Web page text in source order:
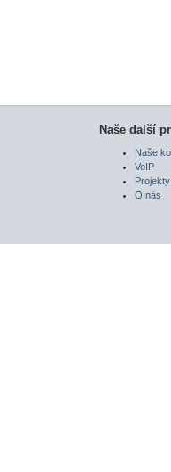
Naše další
Naše
VoIP
Projekty
O nás